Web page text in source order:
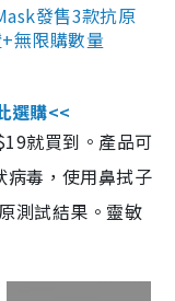
發售3款抗原
無限購數量
選購<<
就買到。產品可
毒，使用鼻拭子
測試結果。靈敏